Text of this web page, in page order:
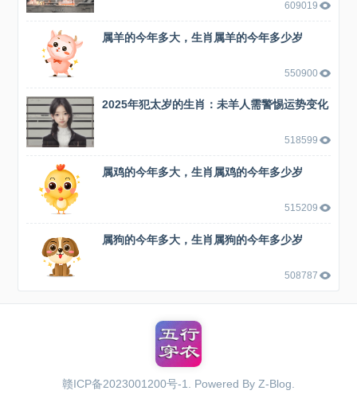
609019
属羊的今年多大，生肖属羊的今年多少岁
550900
2025年犯太岁的生肖：未羊人需警惕运势变化
518599
属鸡的今年多大，生肖属鸡的今年多少岁
515209
属狗的今年多大，生肖属狗的今年多少岁
508787
赣ICP备2023001200号-1 . Powered By Z-Blog